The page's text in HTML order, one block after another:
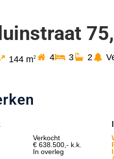
144 m2 4 3 2
Verkocht
€ 638.500,- k.k.
In overleg